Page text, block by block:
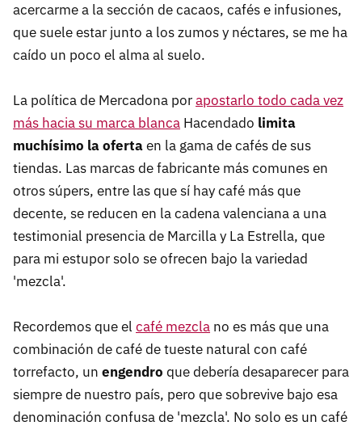
acercarme a la sección de cacaos, cafés e infusiones,
que suele estar junto a los zumos y néctares, se me ha
caído un poco el alma al suelo.
La política de Mercadona porapostarlo todo cada vez
más hacia su marca blanca Hacendado limita
muchísimo la ofertaen la gama de cafés de sus
tiendas. Las marcas de fabricante más comunes en
otros súpers, entre las que sí hay café más que
decente, se reducen en la cadena valenciana a una
testimonial presencia de Marcilla y La Estrella, que
para mi estupor solo se ofrecen bajo la variedad
'mezcla'.
Recordemos que el café mezcla no es más que una
combinación de café de tueste natural con café
torrefacto, un engendro que debería desaparecer para
siempre de nuestro país, pero que sobrevive bajo esa
denominación confusa de 'mezcla'. No solo es un café